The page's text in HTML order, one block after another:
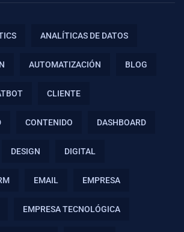
ANALÍTICAS DE DATOS
AUTOMATIZACIÓN BLOG
CLIENTE
CONTENIDO DASHBOARD
DESIGN DIGITAL
EMAIL EMPRESA
EMPRESA TECNOLÓGICA